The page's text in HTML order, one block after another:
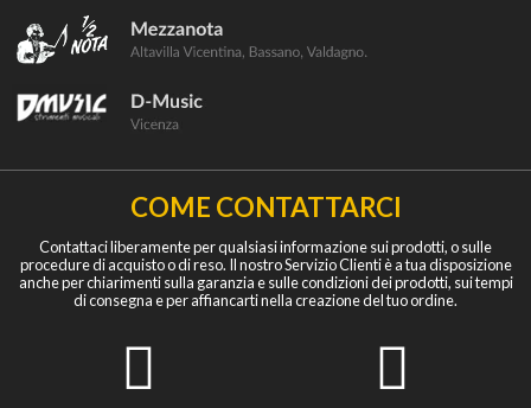
COME CONTATTARCI
Contattaci liberamente per qualsiasi informazione sui prodotti, o sulle
procedure di acquisto o di reso. Il nostro Servizio Clienti è a tua disposizione
anche per chiarimenti sulla garanzia e sulle condizioni dei prodotti, sui tempi
di consegna e per affiancarti nella creazione del tuo ordine.